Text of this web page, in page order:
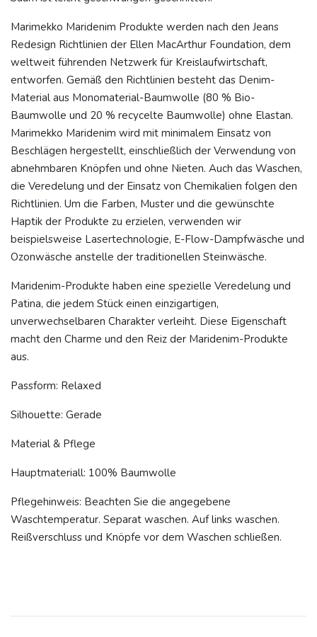
Marimekko Maridenim Produkte werden nach den Jeans
Redesign Richtlinien der Ellen MacArthur Foundation, dem
weltweit führenden Netzwerk für Kreislaufwirtschaft,
entworfen. Gemäß den Richtlinien besteht das Denim-
Material aus Monomaterial-Baumwolle (80 % Bio-
Baumwolle und 20 % recycelte Baumwolle) ohne Elastan.
Marimekko Maridenim wird mit minimalem Einsatz von
Beschlägen hergestellt, einschließlich der Verwendung von
abnehmbaren Knöpfen und ohne Nieten. Auch das Waschen,
die Veredelung und der Einsatz von Chemikalien folgen den
Richtlinien. Um die Farben, Muster und die gewünschte
Haptik der Produkte zu erzielen, verwenden wir
beispielsweise Lasertechnologie, E-Flow-Dampfwäsche und
Ozonwäsche anstelle der traditionellen Steinwäsche.
Maridenim-Produkte haben eine spezielle Veredelung und
Patina, die jedem Stück einen einzigartigen,
unverwechselbaren Charakter verleiht. Diese Eigenschaft
macht den Charme und den Reiz der Maridenim-Produkte
aus.
Passform: Relaxed
Silhouette: Gerade
Material & Pflege
Hauptmateriall: 100% Baumwolle
Pflegehinweis: Beachten Sie die angegebene
Waschtemperatur. Separat waschen. Auf links waschen.
Reißverschluss und Knöpfe vor dem Waschen schließen.